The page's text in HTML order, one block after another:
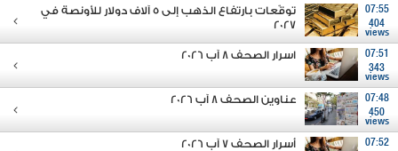
07:55
404
views
توقّعات بارتفاع الذهب إلى 5 آلاف دولار للأونصة في
2027
07:51
343
views
اسرار الصحف 8 آب 2026
07:48
450
views
عناوين الصحف 8 آب 2026
07:52
أسرار الصحف 7 آب 2026